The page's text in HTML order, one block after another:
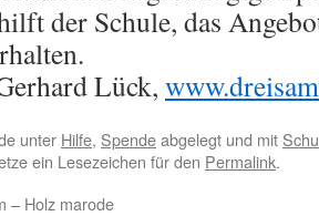
der Schule, das
Lück,
unter Hilfe, Spendeabgelegt und mit
ein Lesezeichen für den Permalink.
– Holz marode